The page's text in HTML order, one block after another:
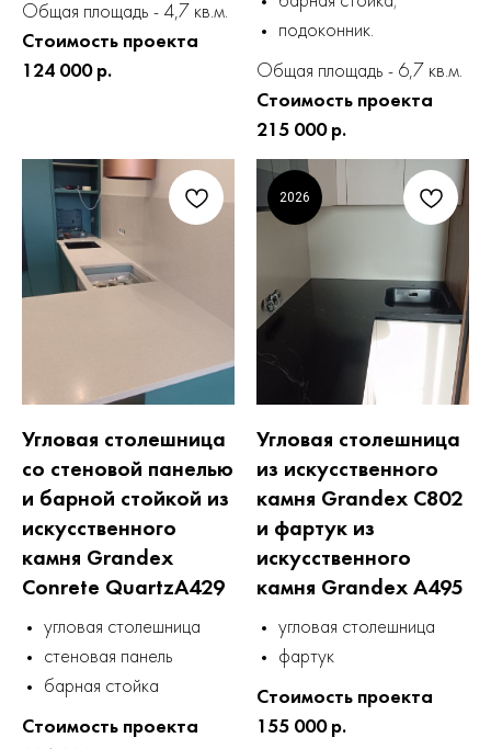
Общая площадь - 4,7 кв.м.
Стоимость проекта
124 000 р.
подоконник.
Общая площадь - 6,7 кв.м.
Стоимость проекта
215 000 р.
Угловая столешница
со стеновой панелью
и барной стойкой из
искусственного
камня Grandex
Conrete QuartzA429
угловая столешница
стеновая панель
барная стойка
Стоимость проекта
2026
Угловая столешница
из искусственного
камня Grandex C802
и фартук из
искусственного
камня Grandex A495
угловая столешница
фартук
Стоимость проекта
155 000 р.